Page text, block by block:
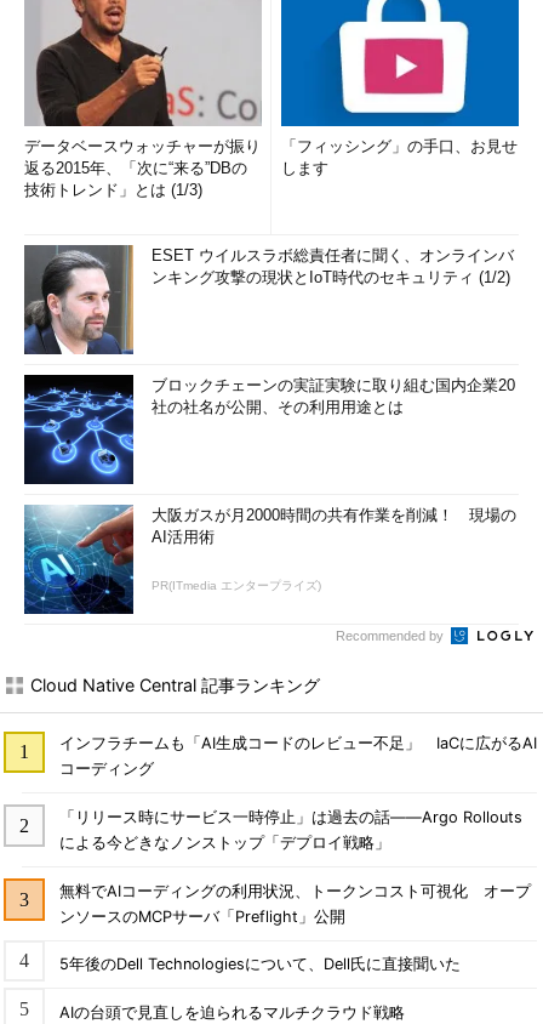
データベースウォッチャーが振り
返る2015年、「次に“来る”DBの
技術トレンド」とは (1/3)
「フィッシング」の手口、お見せ
します
ESET ウイルスラボ総責任者に聞く、オンラインバ
ンキング攻撃の現状とIoT時代のセキュリティ (1/2)
ブロックチェーンの実証実験に取り組む国内企業20
社の社名が公開、その利用用途とは
大阪ガスが月2000時間の共有作業を削減！ 現場の
AI活用術
PR(ITmedia エンタープライズ)
Recommended by
Cloud Native Central 記事ランキング
インフラチームも「AI生成コードのレビュー不足」 IaCに広がるAI
コーディング
「リリース時にサービス一時停止」は過去の話――Argo Rollouts
による今どきなノンストップ「デプロイ戦略」
無料でAIコーディングの利用状況、トークンコスト可視化 オープ
ンソースのMCPサーバ「Preflight」公開
5年後のDell Technologiesについて、Dell氏に直接聞いた
AIの台頭で見直しを迫られるマルチクラウド戦略